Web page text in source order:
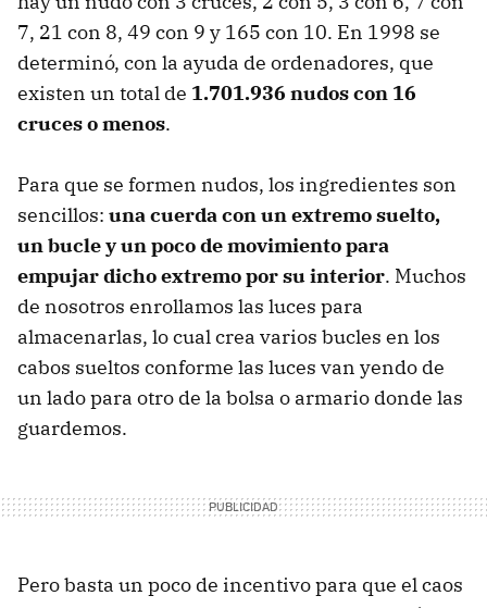
7, 21 con 8, 49 con 9 y 165 con 10. En 1998 se
determinó, con la ayuda de ordenadores, que
existen un total de 1.701.936 nudos con 16
cruces o menos.
Para que se formen nudos, los ingredientes son
sencillos: una cuerda con un extremo suelto,
un bucle y un poco de movimiento para
empujar dicho extremo por su interior. Muchos
de nosotros enrollamos las luces para
almacenarlas, lo cual crea varios bucles en los
cabos sueltos conforme las luces van yendo de
un lado para otro de la bolsa o armario donde las
guardemos.
Pero basta un poco de incentivo para que el caos